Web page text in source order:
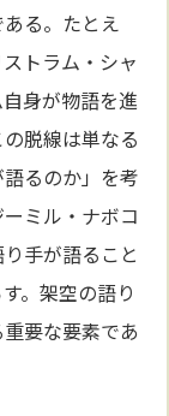
る。たとえ
トラム・シャ
身が物語を進
脱線は単なる
るのか」を考
ミル・ナボコ
手が語ること
。架空の語り
要な要素であ